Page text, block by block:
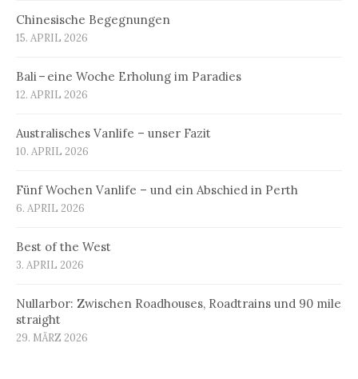
Chinesische Begegnungen
15. APRIL 2026
Bali – eine Woche Erholung im Paradies
12. APRIL 2026
Australisches Vanlife – unser Fazit
10. APRIL 2026
Fünf Wochen Vanlife – und ein Abschied in Perth
6. APRIL 2026
Best of the West
3. APRIL 2026
Nullarbor: Zwischen Roadhouses, Roadtrains und 90 mile
straight
29. MÄRZ 2026